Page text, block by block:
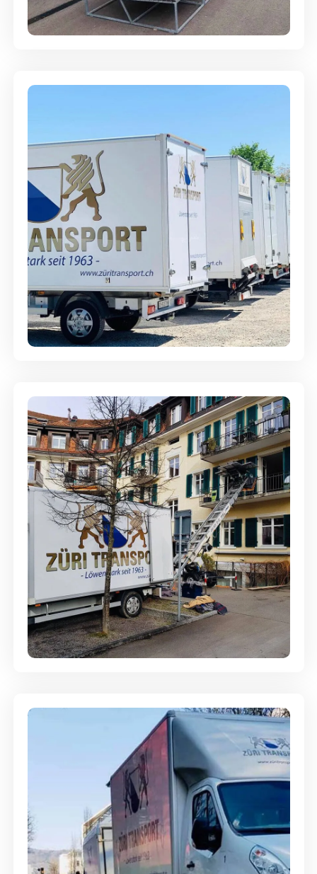
Abgabegarantie
Möbellagerung - Alles sicher
aufbewahrt
Entsorgung & Räumung